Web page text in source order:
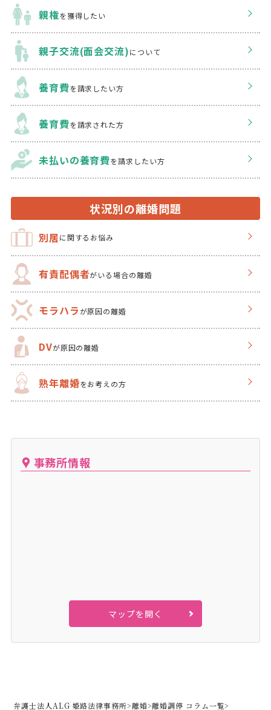
親権を獲得したい
親子交流(面会交流)について
養育費を請求したい方
養育費を請求された方
未払いの養育費を請求したい方
状況別の離婚問題
別居に関するお悩み
有責配偶者がいる場合の離婚
モラハラが原因の離婚
DVが原因の離婚
熟年離婚をお考えの方
事務所情報
マップを開く
弁護士法人ALG 姫路法律事務所>離婚>離婚調停 コラム一覧>